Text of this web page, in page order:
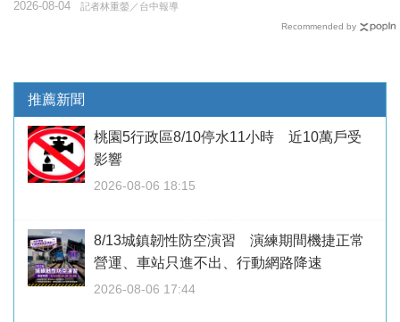
記者林重鎣／台中報導
2026-08-04
Recommended by
推薦新聞
桃園5行政區8/10停水11小時 近10萬戶受
影響
2026-08-06 18:15
8/13城鎮韌性防空演習 演練期間機捷正常
營運、車站只進不出、行動網路降速
2026-08-06 17:44